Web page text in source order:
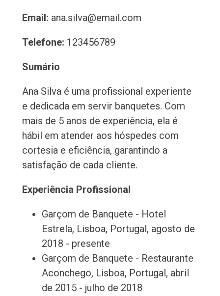
Email: ana.silva@email.com
Telefone: 123456789
Sumário
Ana Silva é uma profissional experiente
e dedicada em servir banquetes. Com
mais de 5 anos de experiência, ela é
hábil em atender aos hóspedes com
cortesia e eficiência, garantindo a
satisfação de cada cliente.
Experiência Profissional
Garçom de Banquete - Hotel
Estrela, Lisboa, Portugal, agosto de
2018 - presente
Garçom de Banquete - Restaurante
Aconchego, Lisboa, Portugal, abril
de 2015 - julho de 2018